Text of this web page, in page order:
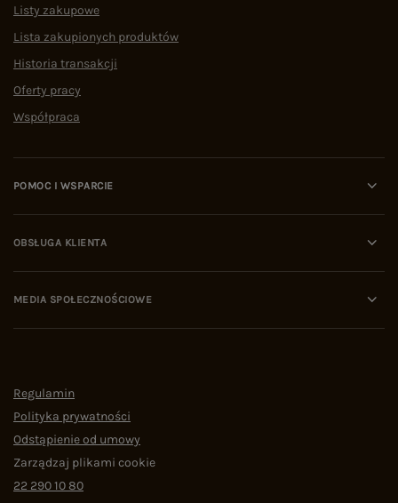
Listy zakupowe
Lista zakupionych produktów
Historia transakcji
Oferty pracy
Współpraca
POMOC I WSPARCIE
OBSŁUGA KLIENTA
MEDIA SPOŁECZNOŚCIOWE
Regulamin
Polityka prywatności
Odstąpienie od umowy
Zarządzaj plikami cookie
22 290 10 80